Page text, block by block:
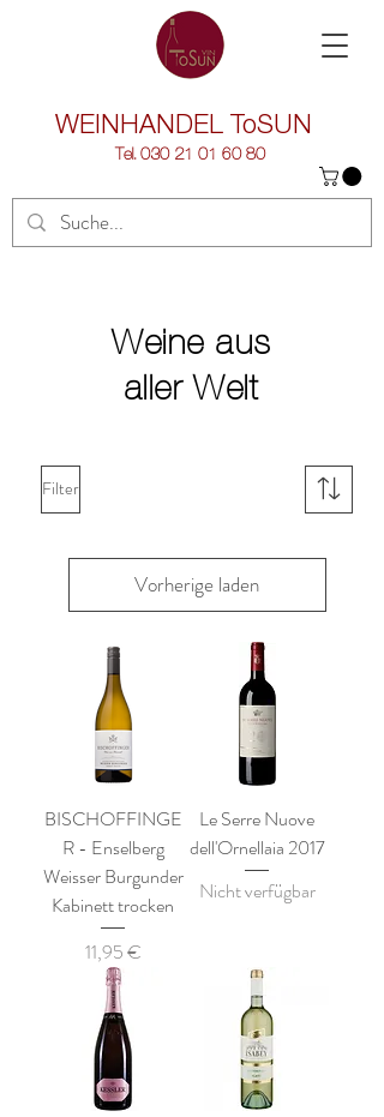
WEINHANDEL ToSUN
Tel. 030 21 01 60 80
Weine aus
aller Welt
Filter
Vorherige laden
BISCHOFFINGE
R - Enselberg
Weisser Burgunder
Kabinett trocken
Preis
11,95 €
Le Serre Nuove
dell'Ornellaia 2017
Nicht verfügbar